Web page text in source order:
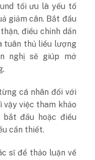
tối ưu là yếu tố
giảm cân. Bắt đầu
điều chỉnh dần
tuân thủ liều lượng
nghị sẽ giúp mở
cá nhân đối với
vậy việc tham khảo
đầu hoặc điều
cần thiết.
sĩ để thảo luận về